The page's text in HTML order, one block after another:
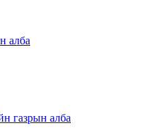
алба
газрын алба